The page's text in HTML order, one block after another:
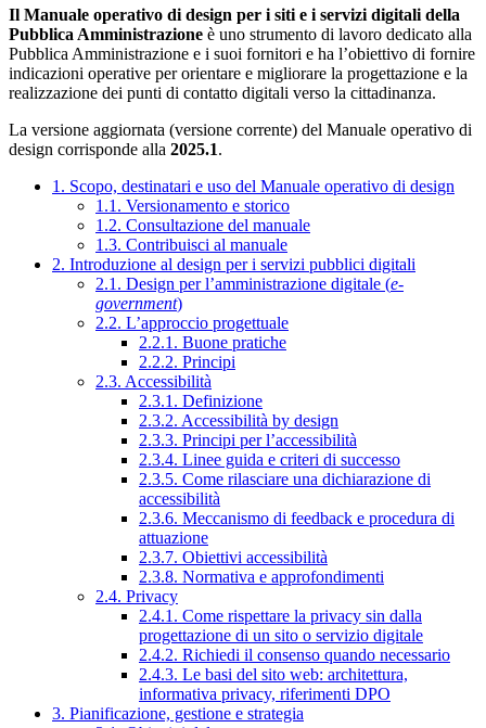
Il Manuale operativo di design per i siti e i servizi digitali della
Pubblica Amministrazione è uno strumento di lavoro dedicato alla
Pubblica Amministrazione e i suoi fornitori e ha l’obiettivo di fornire
indicazioni operative per orientare e migliorare la progettazione e la
realizzazione dei punti di contatto digitali verso la cittadinanza.
La versione aggiornata (versione corrente) del Manuale operativo di
design corrisponde alla 2025.1.
1. Scopo, destinatari e uso del Manuale operativo di design
1.1. Versionamento e storico
1.2. Consultazione del manuale
1.3. Contribuisci al manuale
2. Introduzione al design per i servizi pubblici digitali
2.1. Design per l’amministrazione digitale (e-
government)
2.2. L’approccio progettuale
2.2.1. Buone pratiche
2.2.2. Principi
2.3. Accessibilità
2.3.1. Definizione
2.3.2. Accessibilità by design
2.3.3. Principi per l’accessibilità
2.3.4. Linee guida e criteri di successo
2.3.5. Come rilasciare una dichiarazione di
accessibilità
2.3.6. Meccanismo di feedback e procedura di
attuazione
2.3.7. Obiettivi accessibilità
2.3.8. Normativa e approfondimenti
2.4. Privacy
2.4.1. Come rispettare la privacy sin dalla
progettazione di un sito o servizio digitale
2.4.2. Richiedi il consenso quando necessario
2.4.3. Le basi del sito web: architettura,
informativa privacy, riferimenti DPO
3. Pianificazione, gestione e strategia